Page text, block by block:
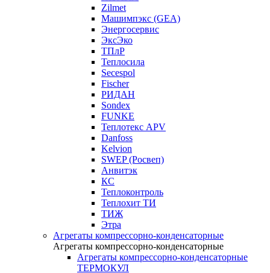
Zilmet
Машимпэкс (GEA)
Энергосервис
ЭксЭко
ТПлР
Теплосила
Secespol
Fischer
РИДАН
Sondex
FUNKE
Теплотекс APV
Danfoss
Kelvion
SWEP (Росвеп)
Анвитэк
КС
Теплоконтроль
Теплохит ТИ
ТИЖ
Этра
Агрегаты компрессорно-конденсаторные
Агрегаты компрессорно-конденсаторные
Агрегаты компрессорно-конденсаторные
ТЕРМОКУЛ